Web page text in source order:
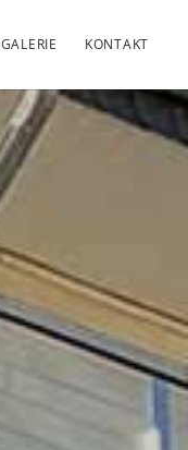
GALERIE KONTAKT